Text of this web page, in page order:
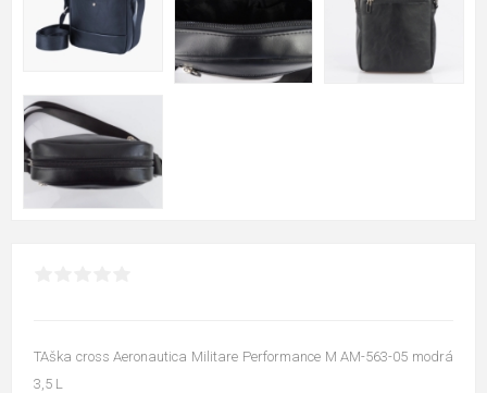
TAška cross Aeronautica Militare Performance M AM-563-05 modrá
3,5 L